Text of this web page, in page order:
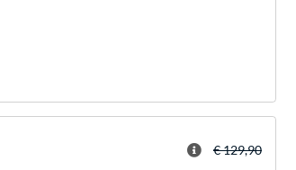
€ 129,90